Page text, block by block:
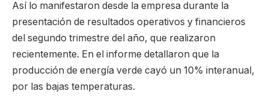
Así lo manifestaron desde la empresa durante la
presentación de resultados operativos y financieros
del segundo trimestre del año, que realizaron
recientemente. En el informe detallaron que la
producción de energía verde cayó un 10% interanual,
por las bajas temperaturas.